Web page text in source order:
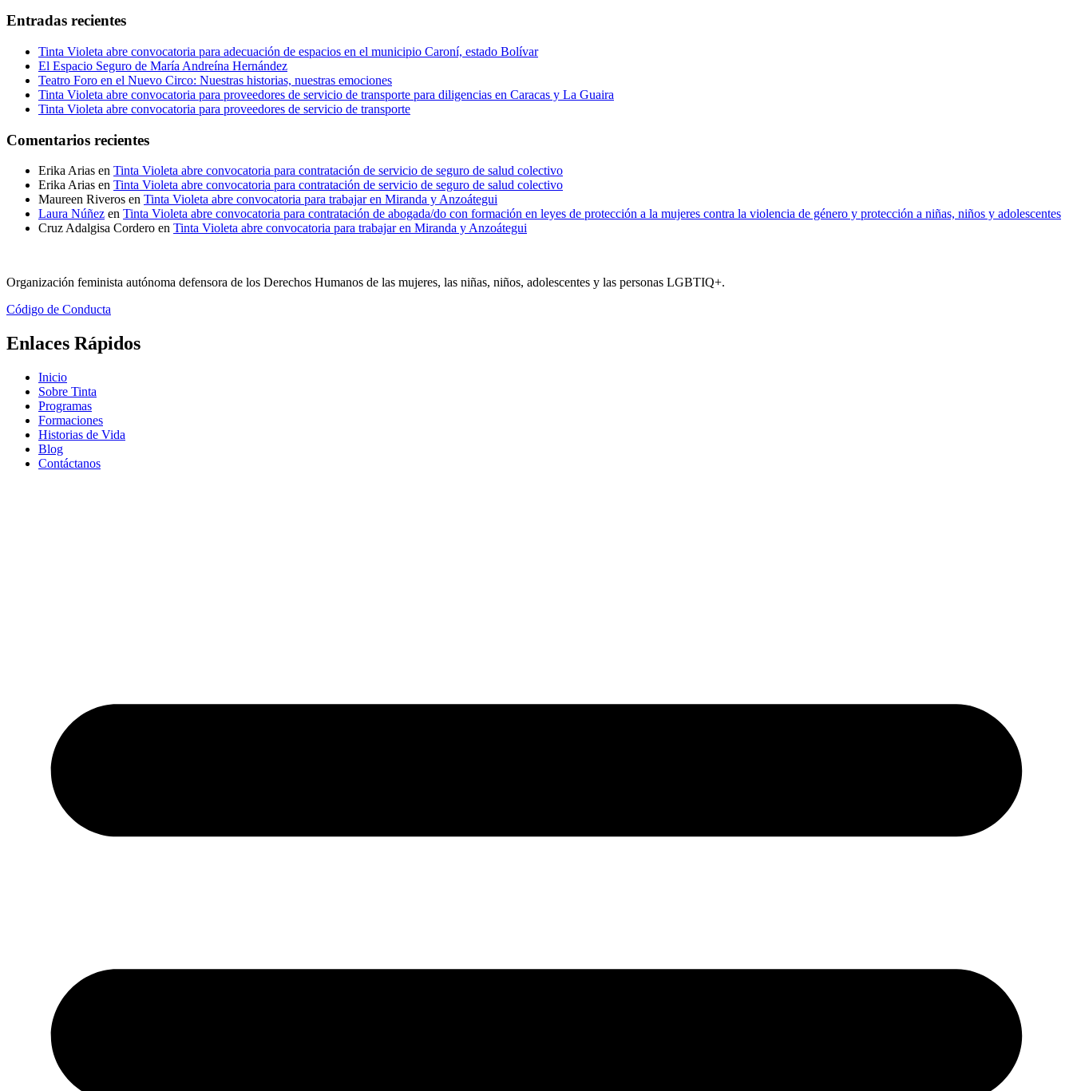
Entradas recientes
Tinta Violeta abre convocatoria para adecuación de espacios en el municipio Caroní, estado Bolívar
El Espacio Seguro de María Andreína Hernández
Teatro Foro en el Nuevo Circo: Nuestras historias, nuestras emociones
Tinta Violeta abre convocatoria para proveedores de servicio de transporte para diligencias en Caracas y La Guaira
Tinta Violeta abre convocatoria para proveedores de servicio de transporte
Comentarios recientes
Erika Arias en Tinta Violeta abre convocatoria para contratación de servicio de seguro de salud colectivo
Erika Arias en Tinta Violeta abre convocatoria para contratación de servicio de seguro de salud colectivo
Maureen Riveros en Tinta Violeta abre convocatoria para trabajar en Miranda y Anzoátegui
Laura Núñez en Tinta Violeta abre convocatoria para contratación de abogada/do con formación en leyes de protección a la mujeres contra la violencia de género y protección a niñas, niños y adolescentes
Cruz Adalgisa Cordero en Tinta Violeta abre convocatoria para trabajar en Miranda y Anzoátegui
Organización feminista autónoma defensora de los Derechos Humanos de las mujeres, las niñas, niños, adolescentes y las personas LGBTIQ+.
Código de Conducta
Enlaces Rápidos
Inicio
Sobre Tinta
Programas
Formaciones
Historias de Vida
Blog
Contáctanos